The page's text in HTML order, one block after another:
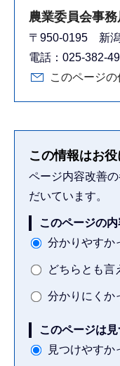
農業委員会事
〒950-0195 新
電話：025-382-
このページ
この情報はお
ページ内容改善
だいています。
このページの
分かりやすか
どちらとも言
分かりにくか
このページは
見つけやすか